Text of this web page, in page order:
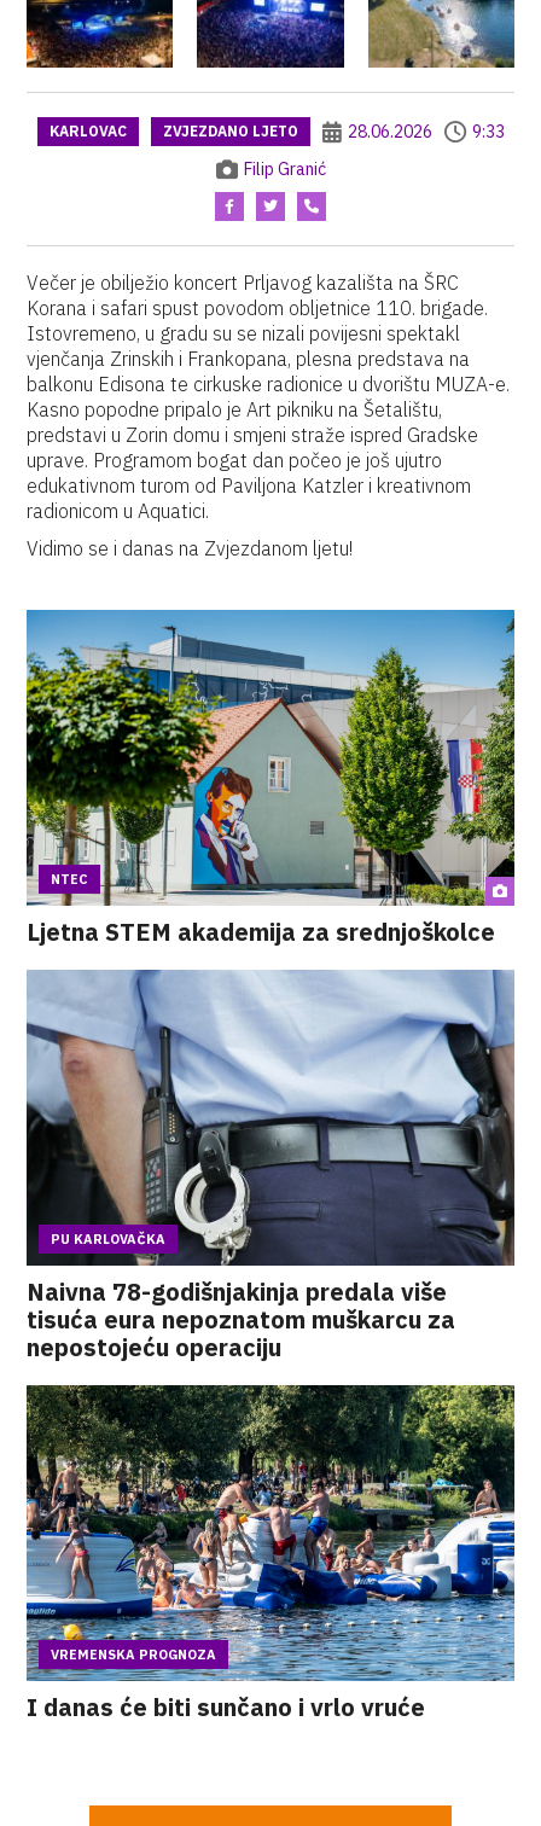
KARLOVAC ZVJEZDANO LJETO 28.06.2026
9:33
Filip Granić
Večer je obilježio koncert Prljavog kazališta na ŠRC
Korana i safari spust povodom obljetnice 110. brigade.
Istovremeno, u gradu su se nizali povijesni spektakl
vjenčanja Zrinskih i Frankopana, plesna predstava na
balkonu Edisona te cirkuske radionice u dvorištu MUZA-e.
Kasno popodne pripalo je Art pikniku na Šetalištu,
predstavi u Zorin domu i smjeni straže ispred Gradske
uprave. Programom bogat dan počeo je još ujutro
edukativnom turom od Paviljona Katzler i kreativnom
radionicom u Aquatici.
Vidimo se i danas na Zvjezdanom ljetu!
NTEC
Ljetna STEM akademija za srednjoškolce
PU KARLOVAČKA
Naivna 78-godišnjakinja predala više
tisuća eura nepoznatom muškarcu za
nepostojeću operaciju
VREMENSKA PROGNOZA
I danas će biti sunčano i vrlo vruće